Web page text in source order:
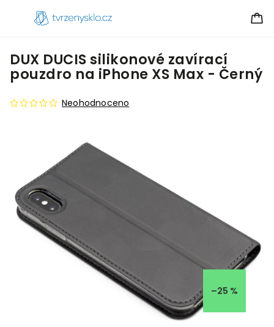
DUX DUCIS silikonové zavírací
pouzdro na iPhone XS Max - Černý
Neohodnoceno
–25 %